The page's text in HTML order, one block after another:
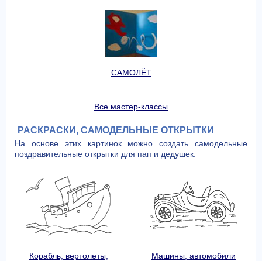
САМОЛЁТ
Все мастер-классы
РАСКРАСКИ, САМОДЕЛЬНЫЕ ОТКРЫТКИ
На основе этих картинок можно создать самодельные
поздравительные открытки для пап и дедушек.
Корабль, вертолеты,
Машины, автомобили